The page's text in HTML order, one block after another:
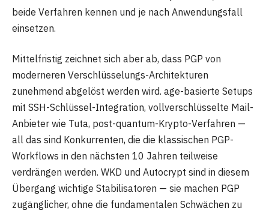
beide Verfahren kennen und je nach Anwendungsfall
einsetzen.
Mittelfristig zeichnet sich aber ab, dass PGP von
moderneren Verschlüsselungs-Architekturen
zunehmend abgelöst werden wird. age-basierte Setups
mit SSH-Schlüssel-Integration, vollverschlüsselte Mail-
Anbieter wie Tuta, post-quantum-Krypto-Verfahren —
all das sind Konkurrenten, die die klassischen PGP-
Workflows in den nächsten 10 Jahren teilweise
verdrängen werden. WKD und Autocrypt sind in diesem
Übergang wichtige Stabilisatoren — sie machen PGP
zugänglicher, ohne die fundamentalen Schwächen zu